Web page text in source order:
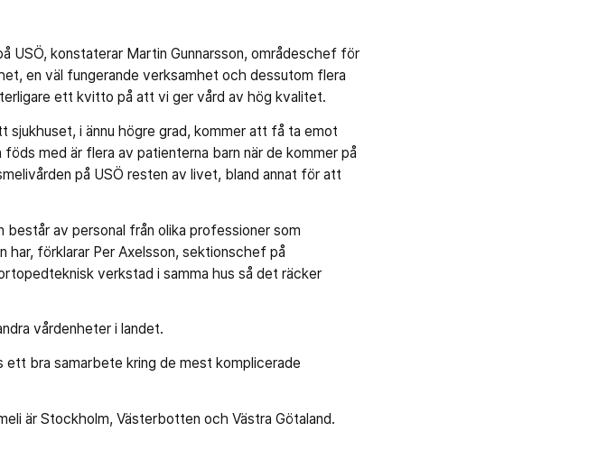
USÖ, konstaterar Martin Gunnarsson, områdeschef för
en väl fungerande verksamhet och dessutom flera
ett kvitto på att vi ger vård av hög kvalitet.
sjukhuset, i ännu högre grad, kommer att få ta emot
med är flera av patienterna barn när de kommer på
på USÖ resten av livet, bland annat för att
av personal från olika professioner som
har, förklarar Per Axelsson, sektionschef på
verkstad i samma hus så det räcker
vårdenheter i landet.
ett bra samarbete kring de mest komplicerade
är Stockholm, Västerbotten och Västra Götaland.